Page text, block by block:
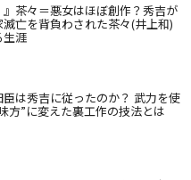
』茶々＝悪女はほぼ創作？秀吉が
亡を背負わされた茶々(井上和)
生涯
は秀吉に従ったのか？ 武力を使
方”に変えた裏工作の技法とは